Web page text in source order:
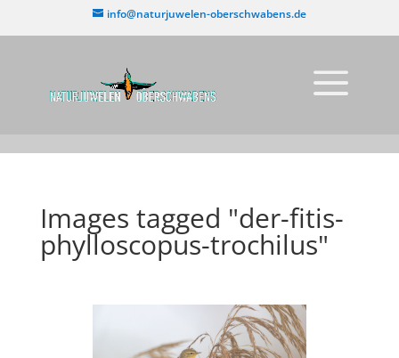
info@naturjuwelen-oberschwabens.de
Images tagged "der-fitis-
phylloscopus-trochilus"